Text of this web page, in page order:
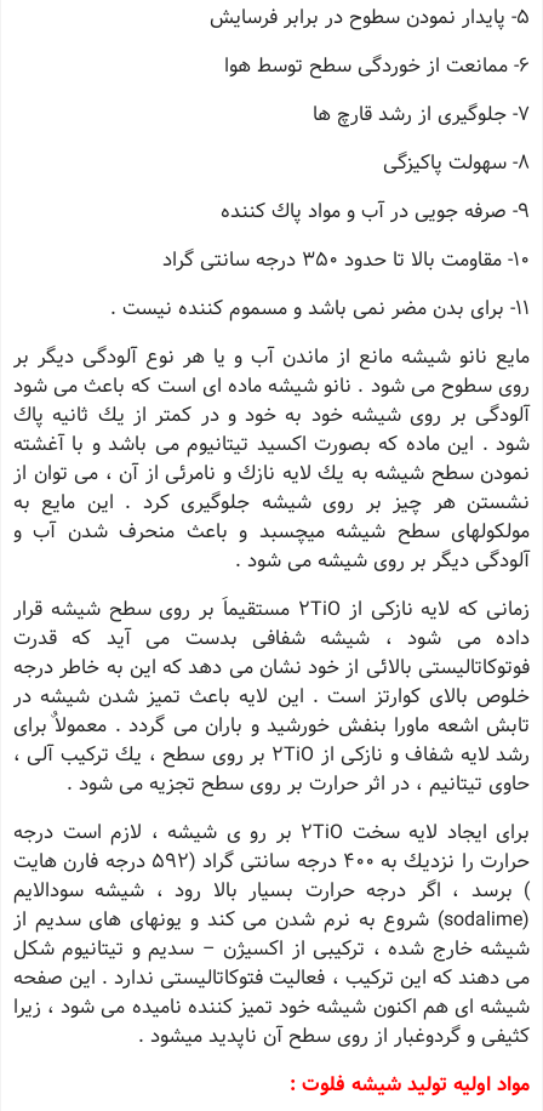
5- پایدار نمودن سطوح در برابر فرسایش
6- ممانعت از خوردگی سطح توسط هوا
7- جلوگیری از رشد قارچ ها
8- سهولت پاكیزگی
9- صرفه جویی در آب و مواد پاك كننده
10- مقاومت بالا تا حدود 350 درجه سانتی گراد
11- برای بدن مضر نمی باشد و مسموم كننده نیست .
مایع نانو شیشه مانع از ماندن آب و یا هر نوع آلودگی دیگر بر
روی سطوح می شود . نانو شیشه ماده ای است كه باعث می شود
آلودگی بر روی شیشه خود به خود و در كمتر از یك ثانیه پاك
شود . این ماده كه بصورت اكسید تیتانیوم می باشد و با آغشته
نمودن سطح شیشه به یك لایه نازك و نامرئی از آن ، می توان از
نشستن هر چیز بر روی شیشه جلوگیری كرد . این مایع به
مولكولهای سطح شیشه میچسبد و باعث منحرف شدن آب و
آلودگی دیگر بر روی شیشه می شود .
زمانی كه لایه نازكی از 2TiO مستقیماَ بر روی سطح شیشه قرار
داده می شود ، شیشه شفافی بدست می آید كه قدرت
فوتوكاتالیستی بالائی از خود نشان می دهد كه این به خاطر درجه
خلوص بالای كوارتز است . این لایه باعث تمیز شدن شیشه در
تابش اشعه ماورا بنفش خورشید و باران می گردد . معمولاٌ برای
رشد لایه شفاف و نازكی از 2TiO بر روی سطح ، یك تركیب آلی ،
حاوی تیتانیم ، در اثر حرارت بر روی سطح تجزیه می شود .
برای ایجاد لایه سخت 2TiO بر رو ی شیشه ، لازم است درجه
حرارت را نزدیك به 400 درجه سانتی گراد (592 درجه فارن هایت
) برسد ، اگر درجه حرارت بسیار بالا رود ، شیشه سودالایم
(sodalime) شروع به نرم شدن می كند و یونهای های سدیم از
شیشه خارج شده ، تركیبی از اكسیژن – سدیم و تیتانیوم شكل
می دهند كه این تركیب ، فعالیت فتوكاتالیستی ندارد . این صفحه
شیشه ای هم اكنون شیشه خود تمیز كننده نامیده می شود ، زیرا
كثیفی و گردوغبار از روی سطح آن ناپدید میشود .
مواد اولیه تولید شیشه فلوت :